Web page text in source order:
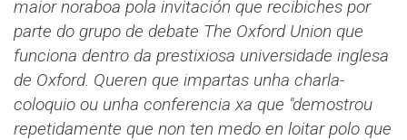
maior noraboa pola invitación que recibiches por
parte do grupo de debate The Oxford Union que
funciona dentro da prestixiosa universidade inglesa
de Oxford. Queren que impartas unha charla-
coloquio ou unha conferencia xa que "demostrou
repetidamente que non ten medo en loitar polo que